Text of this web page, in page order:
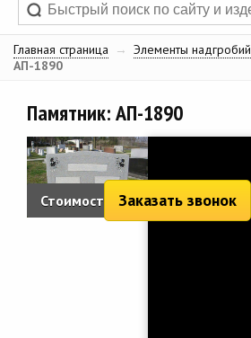
Главная страница → Элементы надгробий
АП-1890
Памятник: АП-1890
Стоимость: Заказать звонок